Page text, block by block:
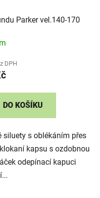
Parker vel.140-170
DPH
DO KOŠÍKU
s oblékáním přes
kapsu s ozdobnou
odepínací kapuci